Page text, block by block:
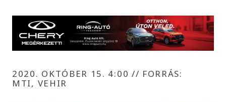
2020. OKTÓBER 15. 4:00 // FORRÁS:
MTI, VEHIR